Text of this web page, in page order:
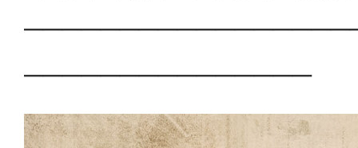
───────────────